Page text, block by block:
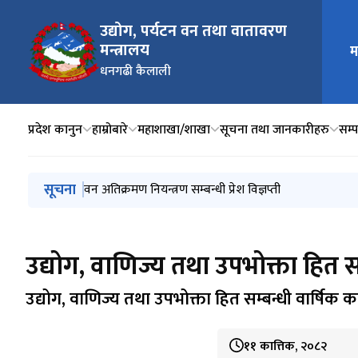
उद्योग, पर्यटन वन तथा वातावरण
मन्त्रालय
धनगढी कैलाली
मुख्य
प्रदेश कानुन हाम्रोबारे महाशाखा/शाखा सूचना तथा जानकारीहरु
मुख्य नेभिगेसनमा जानुहोस्
सूचना वन अतिक्रमण नियन्त्रण सम्बन्धी प्रेश विज्ञप्ती
उद्योग, वाणिज्य तथा उपभोक्ता हित
उद्योग, वाणिज्य तथा उपभोक्ता हित सम्बन्धी वार्षिक
११ कात्तिक, २०८२